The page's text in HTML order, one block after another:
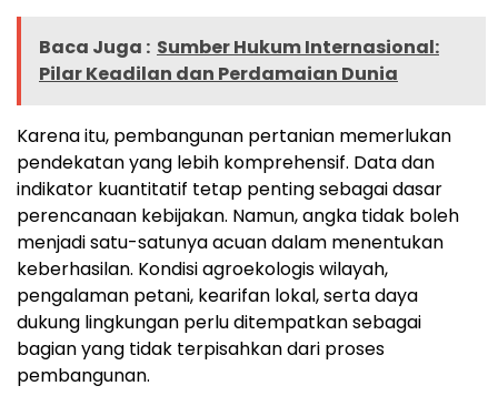
Baca Juga : Sumber Hukum Internasional:
Pilar Keadilan dan Perdamaian Dunia
Karena itu, pembangunan pertanian memerlukan
pendekatan yang lebih komprehensif. Data dan
indikator kuantitatif tetap penting sebagai dasar
perencanaan kebijakan. Namun, angka tidak boleh
menjadi satu-satunya acuan dalam menentukan
keberhasilan. Kondisi agroekologis wilayah,
pengalaman petani, kearifan lokal, serta daya
dukung lingkungan perlu ditempatkan sebagai
bagian yang tidak terpisahkan dari proses
pembangunan.